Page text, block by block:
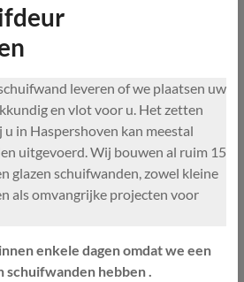
leveren of we plaatsen uw
en vlot voor u. Het zetten
in Haspershoven kan meestal
uitgevoerd. Wij bouwen al ruim 15
glazen schuifwanden, zowel kleine
als omvangrijke projecten voor
enkele dagen omdat we een
schuifwanden hebben .